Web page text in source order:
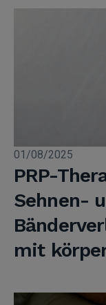
01/08/2025
PRP-
Sehnen-
mit